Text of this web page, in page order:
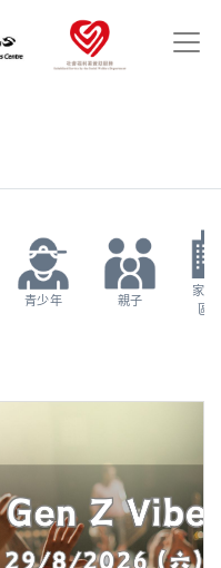
青少年 親子
家長
區